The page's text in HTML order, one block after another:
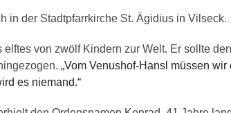
in der Stadtpfarrkirche St. Ägidius in Vilseck.
von zwölf Kindern zur Welt. Er sollte den
„Vom Venushof-Hansl müssen wir
es niemand.“